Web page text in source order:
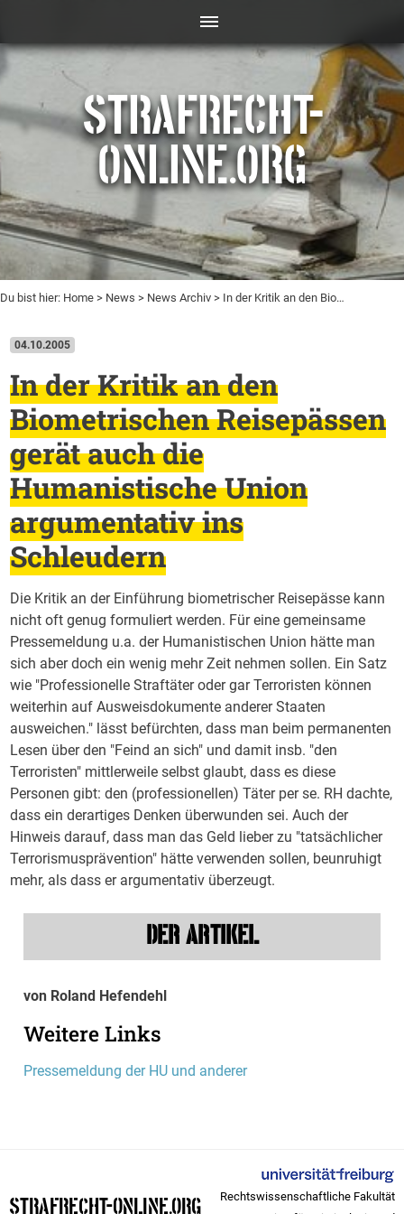
STRAFRECHT-
ONLINE.ORG
Du bist hier: Home > News > News Archiv > In der Kritik an den Bio…
04.10.2005
In der Kritik an den
Biometrischen Reisepässen
gerät auch die
Humanistische Union
argumentativ ins
Schleudern
Die Kritik an der Einführung biometrischer Reisepässe kann
nicht oft genug formuliert werden. Für eine gemeinsame
Pressemeldung u.a. der Humanistischen Union hätte man
sich aber doch ein wenig mehr Zeit nehmen sollen. Ein Satz
wie "Professionelle Straftäter oder gar Terroristen können
weiterhin auf Ausweisdokumente anderer Staaten
ausweichen." lässt befürchten, dass man beim permanenten
Lesen über den "Feind an sich" und damit insb. "den
Terroristen" mittlerweile selbst glaubt, dass es diese
Personen gibt: den (professionellen) Täter per se. RH dachte,
dass ein derartiges Denken überwunden sei. Auch der
Hinweis darauf, dass man das Geld lieber zu "tatsächlicher
Terrorismusprävention" hätte verwenden sollen, beunruhigt
mehr, als dass er argumentativ überzeugt.
DER ARTIKEL
von Roland Hefendehl
Weitere Links
Pressemeldung der HU und anderer
STRAFRECHT-ONLINE.ORG
Rechtswissenschaftliche Fakultät